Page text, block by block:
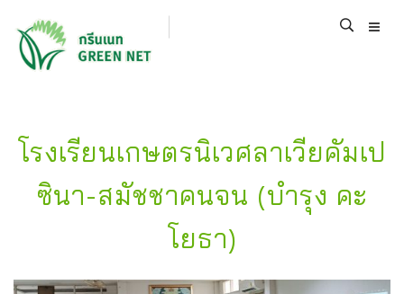
โรงเรียนเกษตรนิเวศลาเวียคัมเป
ซินา-สมัชชาคนจน (บำรุง คะ
โยธา)